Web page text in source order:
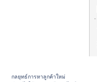
กลยุทธ์การหาลูกค้าใหม่